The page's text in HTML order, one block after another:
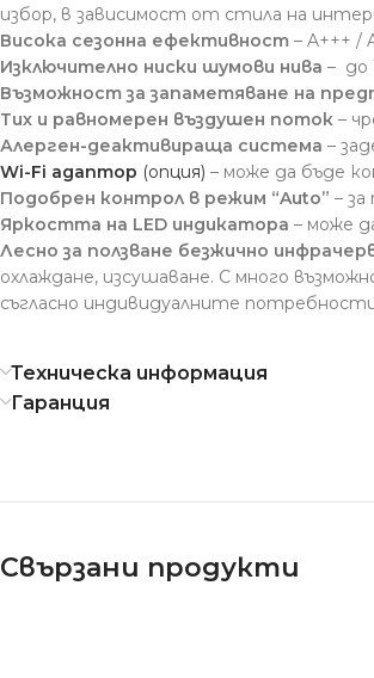
избор, в зависимост от стила на
Висока сезонна ефективност – A+++ /
Изключително ниски шумови нива – до
Възможност за запаметяване на
Тих и равномерен въздушен поток –
Алерген-деактивираща система –
Wi-Fi адаптор (опция) – може да бъде
Подобрен контрол в режим “Auto” –
Яркостта на LED индикатора – може
Лесно за ползване безжично
охлаждане, изсушаване. С много
съгласно индивидуалните
Техническа информация
Гаранция
Свързани продукти